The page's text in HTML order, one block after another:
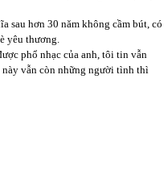
sau hơn 30 năm không cầm bút, có
yêu thương.
phổ nhạc của anh, tôi tin vẫn
này vẫn còn những người tình thì